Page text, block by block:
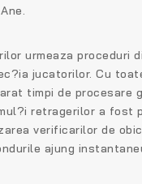
urmeaza proceduri
jucatorilor. Cu
timpi de procesare
retragerilor a fost
verificarilor de
ajung